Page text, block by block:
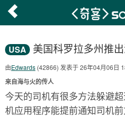
USA 美国科罗拉多州推
由Edwards (42866) 发表于 26年04月06日
来自海与火的传人
今天的司机有很多方法躲避
机应用程序能提前通知司机